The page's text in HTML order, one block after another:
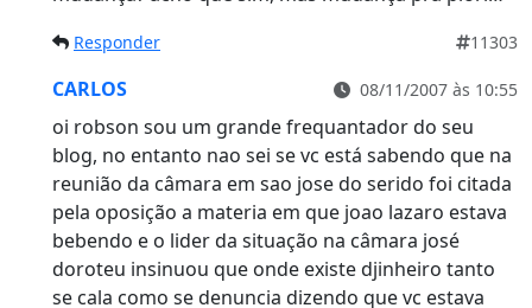
Responder 11303
CARLOS 08/11/2007 às 10:55
oi robson sou um grande frequantador do seu
blog, no entanto nao sei se vc está sabendo que na
reunião da câmara em sao jose do serido foi citada
pela oposição a materia em que joao lazaro estava
bebendo e o lider da situação na câmara josé
doroteu insinuou que onde existe djinheiro tanto
se cala como se denuncia dizendo que vc estava